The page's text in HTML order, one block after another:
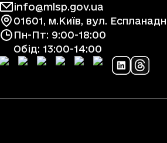
info@mlsp.gov.ua
01601, м.Київ, вул.
Пн-Пт: 9:00-18:00
Обід: 13:00-14:00